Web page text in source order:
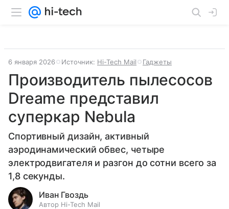
6 января 2026 Источник: Hi-Tech Mail Гаджеты
Производитель пылесосов
Dreame представил
суперкар Nebula
Спортивный дизайн, активный
аэродинамический обвес, четыре
электродвигателя и разгон до сотни всего за
1,8 секунды.
Иван Гвоздь
Автор Hi-Tech Mail